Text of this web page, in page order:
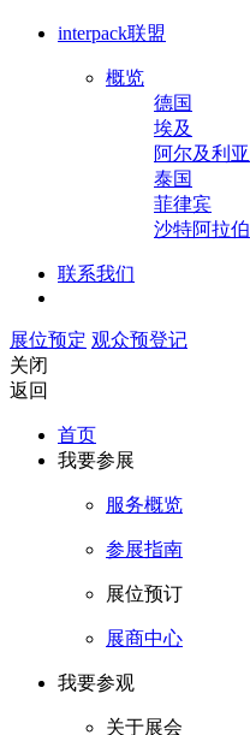
interpack联盟
概览
德国
埃及
阿尔及利亚
泰国
菲律宾
沙特阿拉伯
联系我们
展位预定 观众预登记
关闭
返回
首页
我要参展
服务概览
参展指南
展位预订
展商中心
我要参观
关于展会